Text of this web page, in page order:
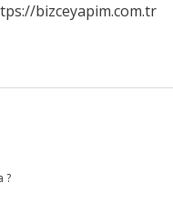
bizceyapim.com.tr
?